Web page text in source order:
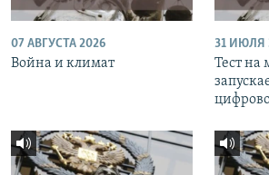
07 АВГУСТА 2026
Война и климат
31 ИЮЛЯ
Тест на